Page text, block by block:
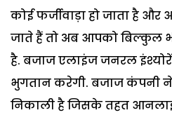
कोई फर्जीवाड़ा हो जाता है
जाते हैं तो अब आपको बिल्कुल
है. बजाज एलाइंज जनरल
भुगतान करेगी. बजाज कंपनी
निकाली है जिसके तहत